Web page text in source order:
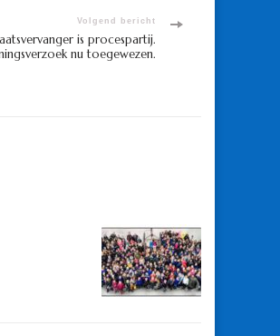
Volgend bericht
is procespartij.
nu toegewezen.